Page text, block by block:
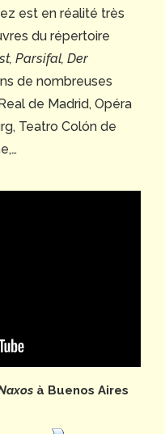
est en réalité très
du répertoire
Parsifal, Der
de nombreuses
de Madrid, Opéra
Teatro Colón de
à Buenos Aires